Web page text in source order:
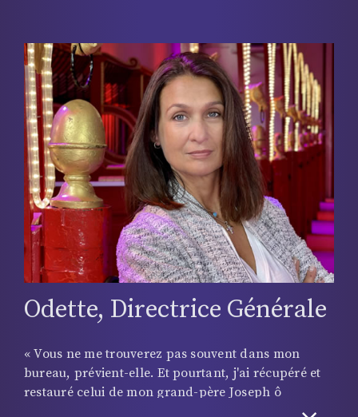
très jeune et de terminer vieux, sans se poser la
question de la reconversion ». Et il suit de très près
les carrières respectives de sa fille Victoria (hula
hoop) et de son fils Sampion (jonglerie,
claquettes...) qu'il encourage « en restant le plus
objectif possible ! »
Odette, Directrice Générale
bureau, prévient-elle. Et pourtant, j'ai récupéré et
restauré celui de mon grand-père Joseph ô
combien symbolique ! » Être DG du Cirque d'Hiver
Bouglione, c'est gérer les 4 pôles de l'entreprise